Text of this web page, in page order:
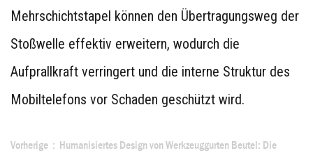
Mehrschichtstapel können den Übertragungsweg der
Stoßwelle effektiv erweitern, wodurch die
Aufprallkraft verringert und die interne Struktur des
Mobiltelefons vor Schaden geschützt wird.
Vorherige：Humanisiertes Design von Werkzeuggurten Beutel: Die